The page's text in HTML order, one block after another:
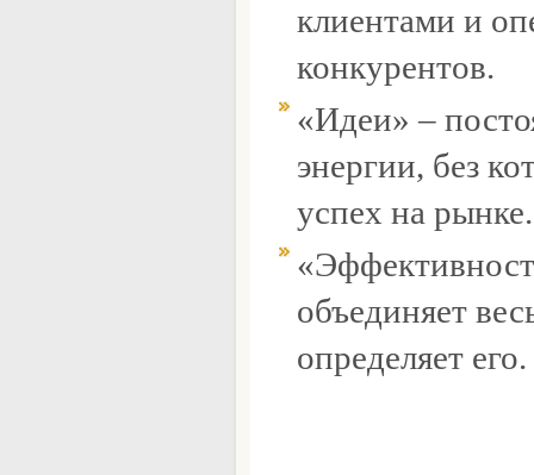
клиентами и
конкурентов.
«Идеи» –
энергии, без
успех на рынке.
объединяет
определяет его.